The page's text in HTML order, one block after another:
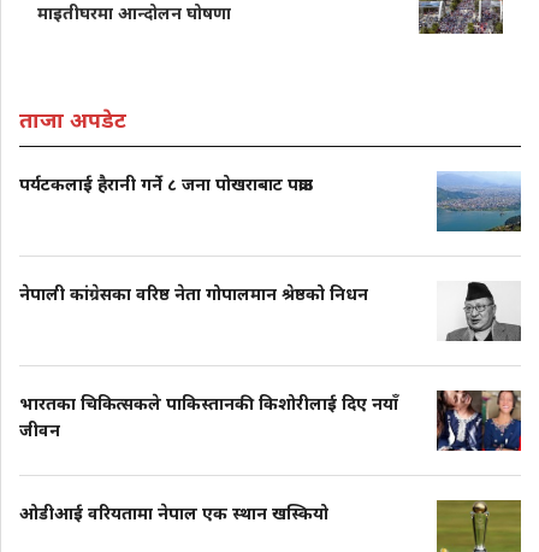
माइतीघरमा आन्दोलन घोषणा
ताजा अपडेट
पर्यटकलाई हैरानी गर्ने ८ जना पोखराबाट पक्राउ
नेपाली कांग्रेसका वरिष्ठ नेता गोपालमान श्रेष्ठको निधन
भारतका चिकित्सकले पाकिस्तानकी किशोरीलाई दिए नयाँ
जीवन
ओडीआई वरियतामा नेपाल एक स्थान खस्कियो